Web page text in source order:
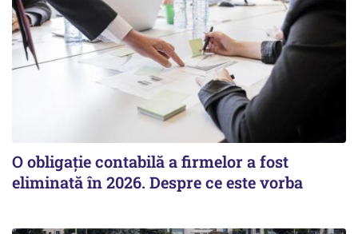
O obligație contabilă a firmelor a fost
eliminată în 2026. Despre ce este vorba